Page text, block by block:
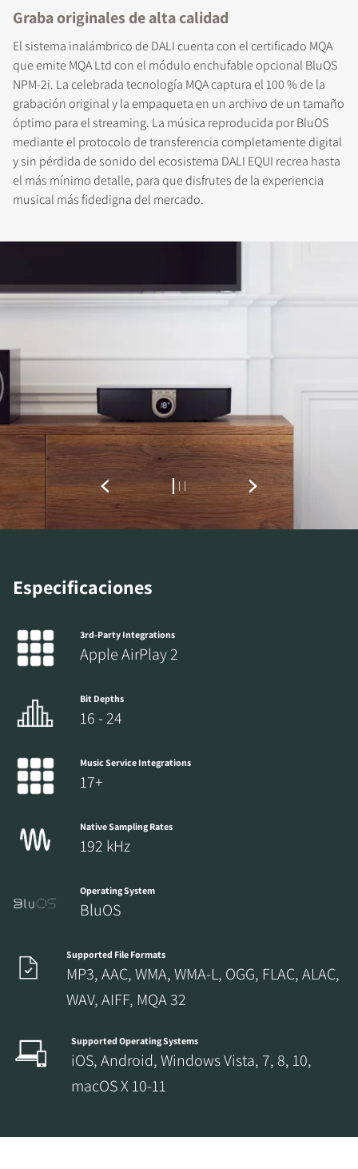
COMPARAR PRODUCTOS
Graba originales de alta calidad
El sistema inalámbrico de DALI cuenta con el certificado MQA
que emite MQA Ltd con el módulo enchufable opcional BluOS
NPM-2i. La celebrada tecnología MQA captura el 100 % de la
grabación original y la empaqueta en un archivo de un tamaño
óptimo para el streaming. La música reproducida por BluOS
mediante el protocolo de transferencia completamente digital
y sin pérdida de sonido del ecosistema DALI EQUI recrea hasta
el más mínimo detalle, para que disfrutes de la experiencia
musical más fidedigna del mercado.
Especificaciones
3rd-Party Integrations
Apple AirPlay 2
Bit Depths
16 - 24
Music Service Integrations
17+
Native Sampling Rates
192 kHz
Operating System
BluOS
Supported File Formats
MP3, AAC, WMA, WMA-L, OGG, FLAC, ALAC,
WAV, AIFF, MQA 32
Supported Operating Systems
iOS, Android, Windows Vista, 7, 8, 10,
macOS X 10-11
REGÍSTRATE PARA
DESCARGAR
Rellena el formulario de registro y accede al
instante a todos los archivos para descargar
bloqueados de nuestra web.